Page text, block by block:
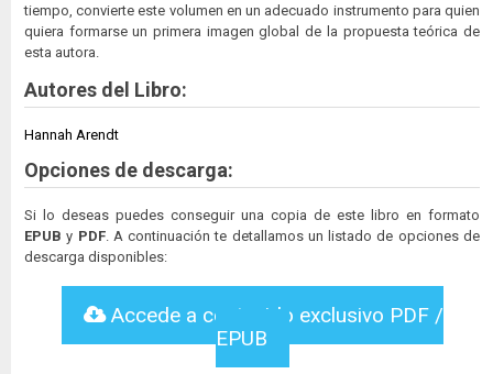
tiempo, convierte este volumen en un adecuado instrumento para quien
quiera formarse un primera imagen global de la propuesta teórica de
esta autora.
Autores del Libro:
Hannah Arendt
Opciones de descarga:
Si lo deseas puedes conseguir una copia de este libro en formato
EPUB y PDF. A continuación te detallamos un listado de opciones de
descarga disponibles:
Accede a contenido exclusivo PDF /
EPUB